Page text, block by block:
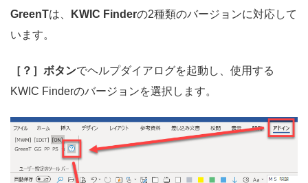
GreenTは、 KWIC Finderの2種類のバージョンに対応して
います。
［？］ボタンでヘルプダイアログを起動し、使用する
KWIC Finderのバージョンを選択します。